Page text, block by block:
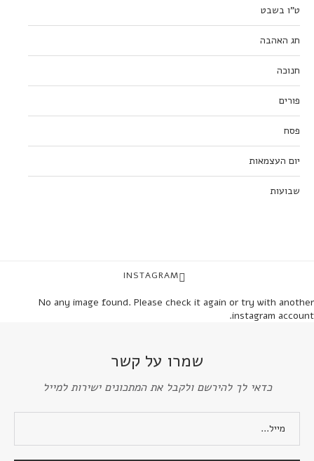
ט”ו בשבט
חג האהבה
חנוכה
פורים
פסח
יום העצמאות
שבועות
INSTAGRAM
No any image found. Please check it again or try with another
instagram account.
שמרו על קשר
כדאי לך להירשם ולקבל את המתכונים ישירות למייל